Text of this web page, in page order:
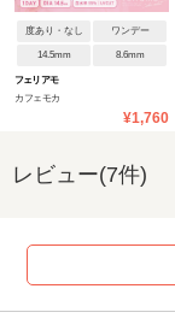
度あり・なし ワンデー
14.5mm 8.6mm
フェリアモ
カフェモカ
¥1,760
レビュー(7件)